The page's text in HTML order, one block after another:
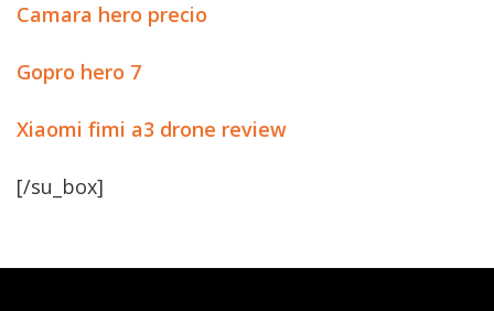
Camara hero precio
Gopro hero 7
Xiaomi fimi a3 drone review
[/su_box]